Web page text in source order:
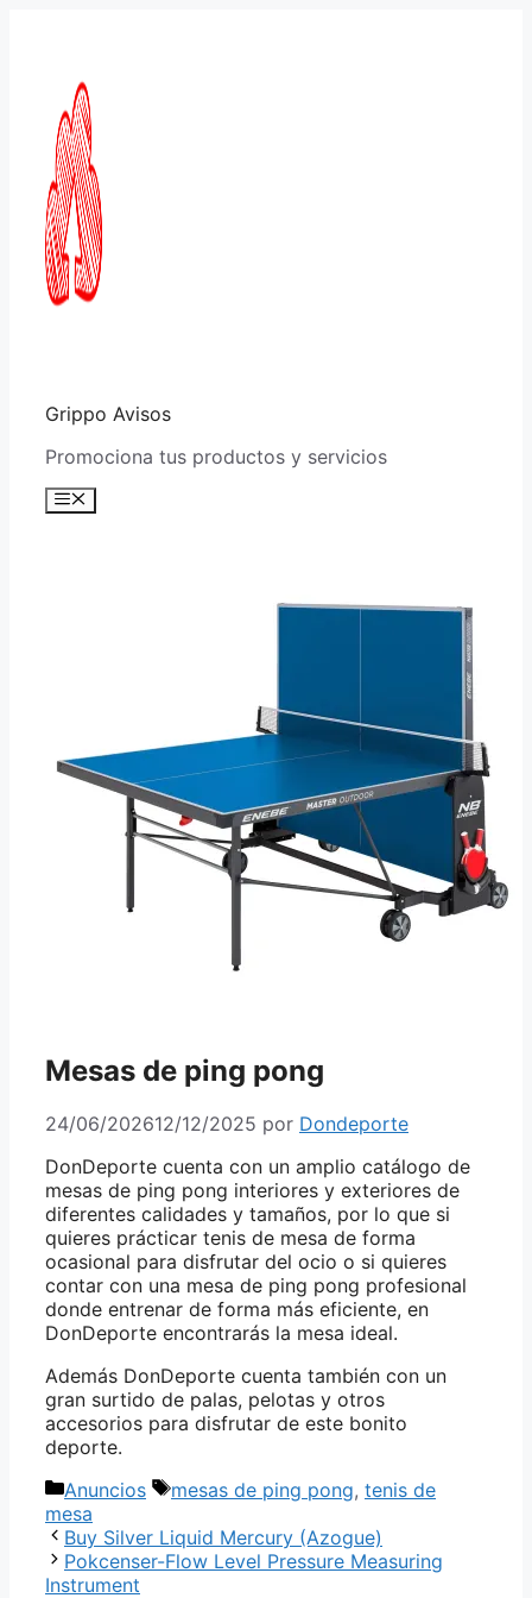
Grippo Avisos
Promociona tus productos y servicios
Menú
Mesas de ping pong
24/06/202612/12/2025 por Dondeporte
DonDeporte cuenta con un amplio catálogo de
mesas de ping pong interiores y exteriores de
diferentes calidades y tamaños, por lo que si
quieres prácticar tenis de mesa de forma
ocasional para disfrutar del ocio o si quieres
contar con una mesa de ping pong profesional
donde entrenar de forma más eficiente, en
DonDeporte encontrarás la mesa ideal.
Además DonDeporte cuenta también con un
gran surtido de palas, pelotas y otros
accesorios para disfrutar de este bonito
deporte.
Categorías
Anuncios Etiquetas
mesas de ping pong, tenis de
mesa
Buy Silver Liquid Mercury (Azogue)
Pokcenser-Flow Level Pressure Measuring
Instrument